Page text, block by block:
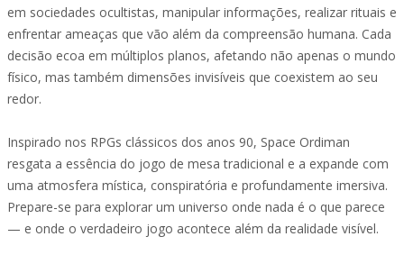
em sociedades ocultistas, manipular informações, realizar rituais e
enfrentar ameaças que vão além da compreensão humana. Cada
decisão ecoa em múltiplos planos, afetando não apenas o mundo
físico, mas também dimensões invisíveis que coexistem ao seu
redor.
Inspirado nos RPGs clássicos dos anos 90, Space Ordiman
resgata a essência do jogo de mesa tradicional e a expande com
uma atmosfera mística, conspiratória e profundamente imersiva.
Prepare-se para explorar um universo onde nada é o que parece
— e onde o verdadeiro jogo acontece além da realidade visível.